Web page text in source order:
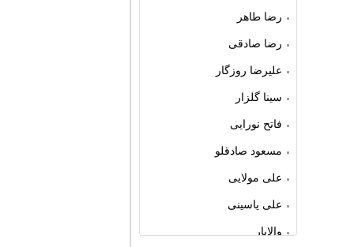
رضا طاهر
رضا صادقی
علیرضا روزگار
سینا گلزار
فاتح نورایی
مسعود صادقلو
علی مولایی
علی یاسینی
والایار